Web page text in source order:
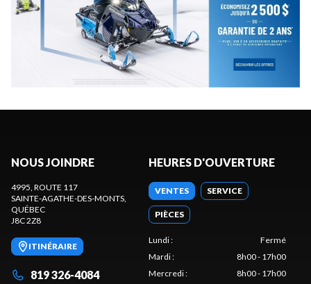
NOUS JOINDRE
4995, ROUTE 117
SAINTE-AGATHE-DES-MONTS,
QUÉBEC
J8C 2Z8
ITINÉRAIRE
819 326-4084
HEURES D'OUVERTURE
VENTES SERVICE
PIÈCES
Lundi:
Fermé
Mardi:
8h00 - 17h00
Mercredi:
8h00 - 17h00